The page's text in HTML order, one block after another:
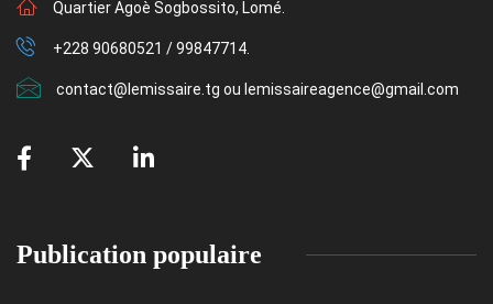
Quartier Agoè Sogbossito, Lomé.
+228 90680521 / 99847714.
contact@lemissaire.tg ou lemissaireagence@gmail.com
Publication populaire